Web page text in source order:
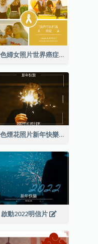
黃色婦女照片世界癌症日明信片
棕色煙花照片新年快樂明信片
啟動2022明信片